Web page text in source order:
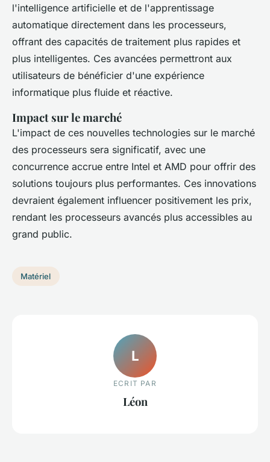
l'intelligence artificielle et de l'apprentissage
automatique directement dans les processeurs,
offrant des capacités de traitement plus rapides et
plus intelligentes. Ces avancées permettront aux
utilisateurs de bénéficier d'une expérience
informatique plus fluide et réactive.
Impact sur le marché
L'impact de ces nouvelles technologies sur le marché
des processeurs sera significatif, avec une
concurrence accrue entre Intel et AMD pour offrir des
solutions toujours plus performantes. Ces innovations
devraient également influencer positivement les prix,
rendant les processeurs avancés plus accessibles au
grand public.
Matériel
L
ECRIT PAR
Léon